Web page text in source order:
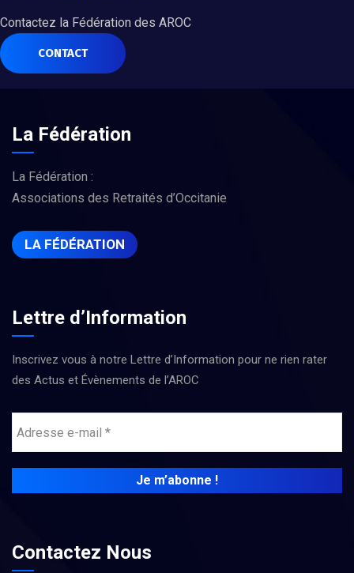
Contactez la Fédération des AROC
CONTACT
La Fédération
La Fédération :
Associations des Retraités d’Occitanie
LA FÉDÉRATION
Lettre d’Information
Inscrivez vous à notre Lettre d’Information pour ne rien rater
des Actus et Évènements de l’AROC
Contactez Nous